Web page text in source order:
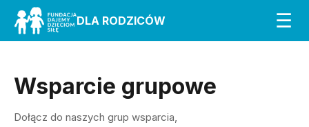
DLA RODZICÓW ☰
Wsparcie grupowe
Dołącz do naszych grup wsparcia,